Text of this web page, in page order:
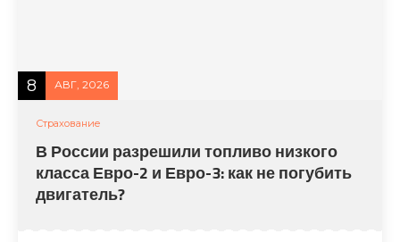
8 АВГ, 2026
Страхование
В России разрешили топливо низкого
класса Евро-2 и Евро-3: как не погубить
двигатель?